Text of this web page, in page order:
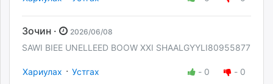
Зочин · 2026/06/08
SAWI BIEE UNELLEED BOOW XXI SHAALGYYLI80955877
Хариулах · Устгах - 0 - 0